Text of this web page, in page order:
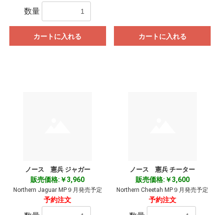
数量
カートに入れる カートに入れる
ノース 憲兵 ジャガー
販売価格:￥3,960
Northern Jaguar MP９月発売予定
予約注文
ノース 憲兵 チーター
販売価格:￥3,600
Northern Cheetah MP９月発売予定
予約注文